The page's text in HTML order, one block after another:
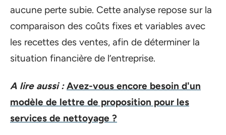
aucune perte subie. Cette analyse repose sur la
comparaison des coûts fixes et variables avec
les recettes des ventes, afin de déterminer la
situation financière de l’entreprise.
A lire aussi : Avez-vous encore besoin d'un
modèle de lettre de proposition pour les
services de nettoyage ?